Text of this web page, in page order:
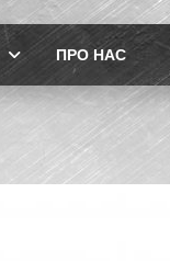
ПРО НАС